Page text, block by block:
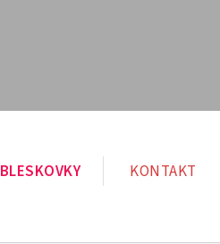
BLESKOVKY KONTAKT